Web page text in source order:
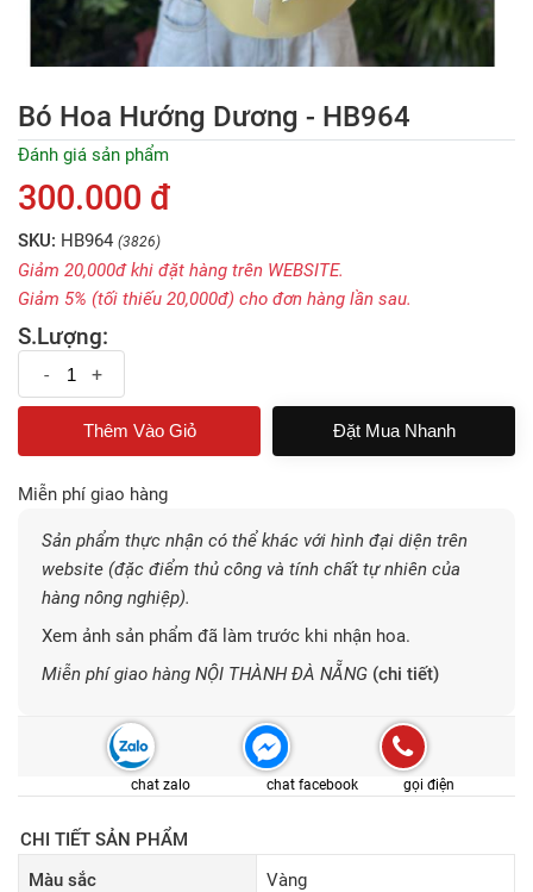
Bó Hoa Hướng Dương - HB964
Đánh giá sản phẩm
300.000 đ
SKU: HB964 (3826)
Giảm 20,000đ khi đặt hàng trên WEBSITE.
Giảm 5% (tối thiếu 20,000đ) cho đơn hàng lần sau.
S.Lượng:
- +
Đặt Mua Nhanh
Miễn phí giao hàng
Sản phẩm thực nhận có thể khác với hình đại diện trên
website (đặc điểm thủ công và tính chất tự nhiên của
hàng nông nghiệp).
Xem ảnh sản phẩm đã làm trước khi nhận hoa.
Miễn phí giao hàng NỘI THÀNH ĐÀ NẴNG (chi tiết)
chat zalo chat facebook gọi điện
CHI TIẾT SẢN PHẨM
Màu sắc
Vàng